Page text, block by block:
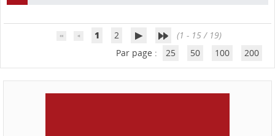
1 2
(1 - 15 / 19)
Par page :
25 50 100 200